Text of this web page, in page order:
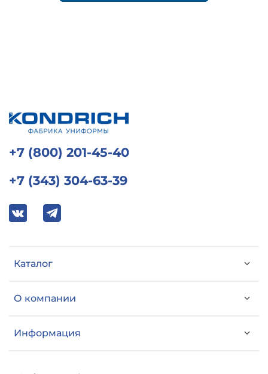
Каталог
О компании
Информация
+7 (800) 201-45-40
+7 (343) 304-63-39